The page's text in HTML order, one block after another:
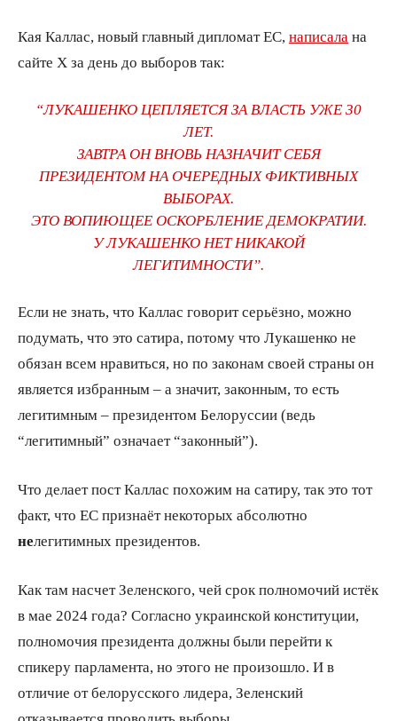
Кая Каллас, новый главный дипломат ЕС, написала на
сайте X за день до выборов так:
“ЛУКАШЕНКО ЦЕПЛЯЕТСЯ ЗА ВЛАСТЬ УЖЕ 30
ЛЕТ.
ЗАВТРА ОН ВНОВЬ НАЗНАЧИТ СЕБЯ
ПРЕЗИДЕНТОМ НА ОЧЕРЕДНЫХ ФИКТИВНЫХ
ВЫБОРАХ.
ЭТО ВОПИЮЩЕЕ ОСКОРБЛЕНИЕ ДЕМОКРАТИИ.
У ЛУКАШЕНКО НЕТ НИКАКОЙ
ЛЕГИТИМНОСТИ”.
Если не знать, что Каллас говорит серьёзно, можно
подумать, что это сатира, потому что Лукашенко не
обязан всем нравиться, но по законам своей страны он
является избранным – а значит, законным, то есть
легитимным – президентом Белоруссии (ведь
“легитимный” означает “законный”).
Что делает пост Каллас похожим на сатиру, так это тот
факт, что ЕС признаёт некоторых абсолютно
нелегитимных президентов.
Как там насчет Зеленского, чей срок полномочий истёк
в мае 2024 года? Согласно украинской конституции,
полномочия президента должны были перейти к
спикеру парламента, но этого не произошло. И в
отличие от белорусского лидера, Зеленский
отказывается проводить выборы.